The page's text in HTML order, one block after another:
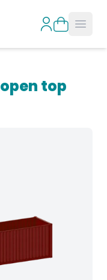
open top